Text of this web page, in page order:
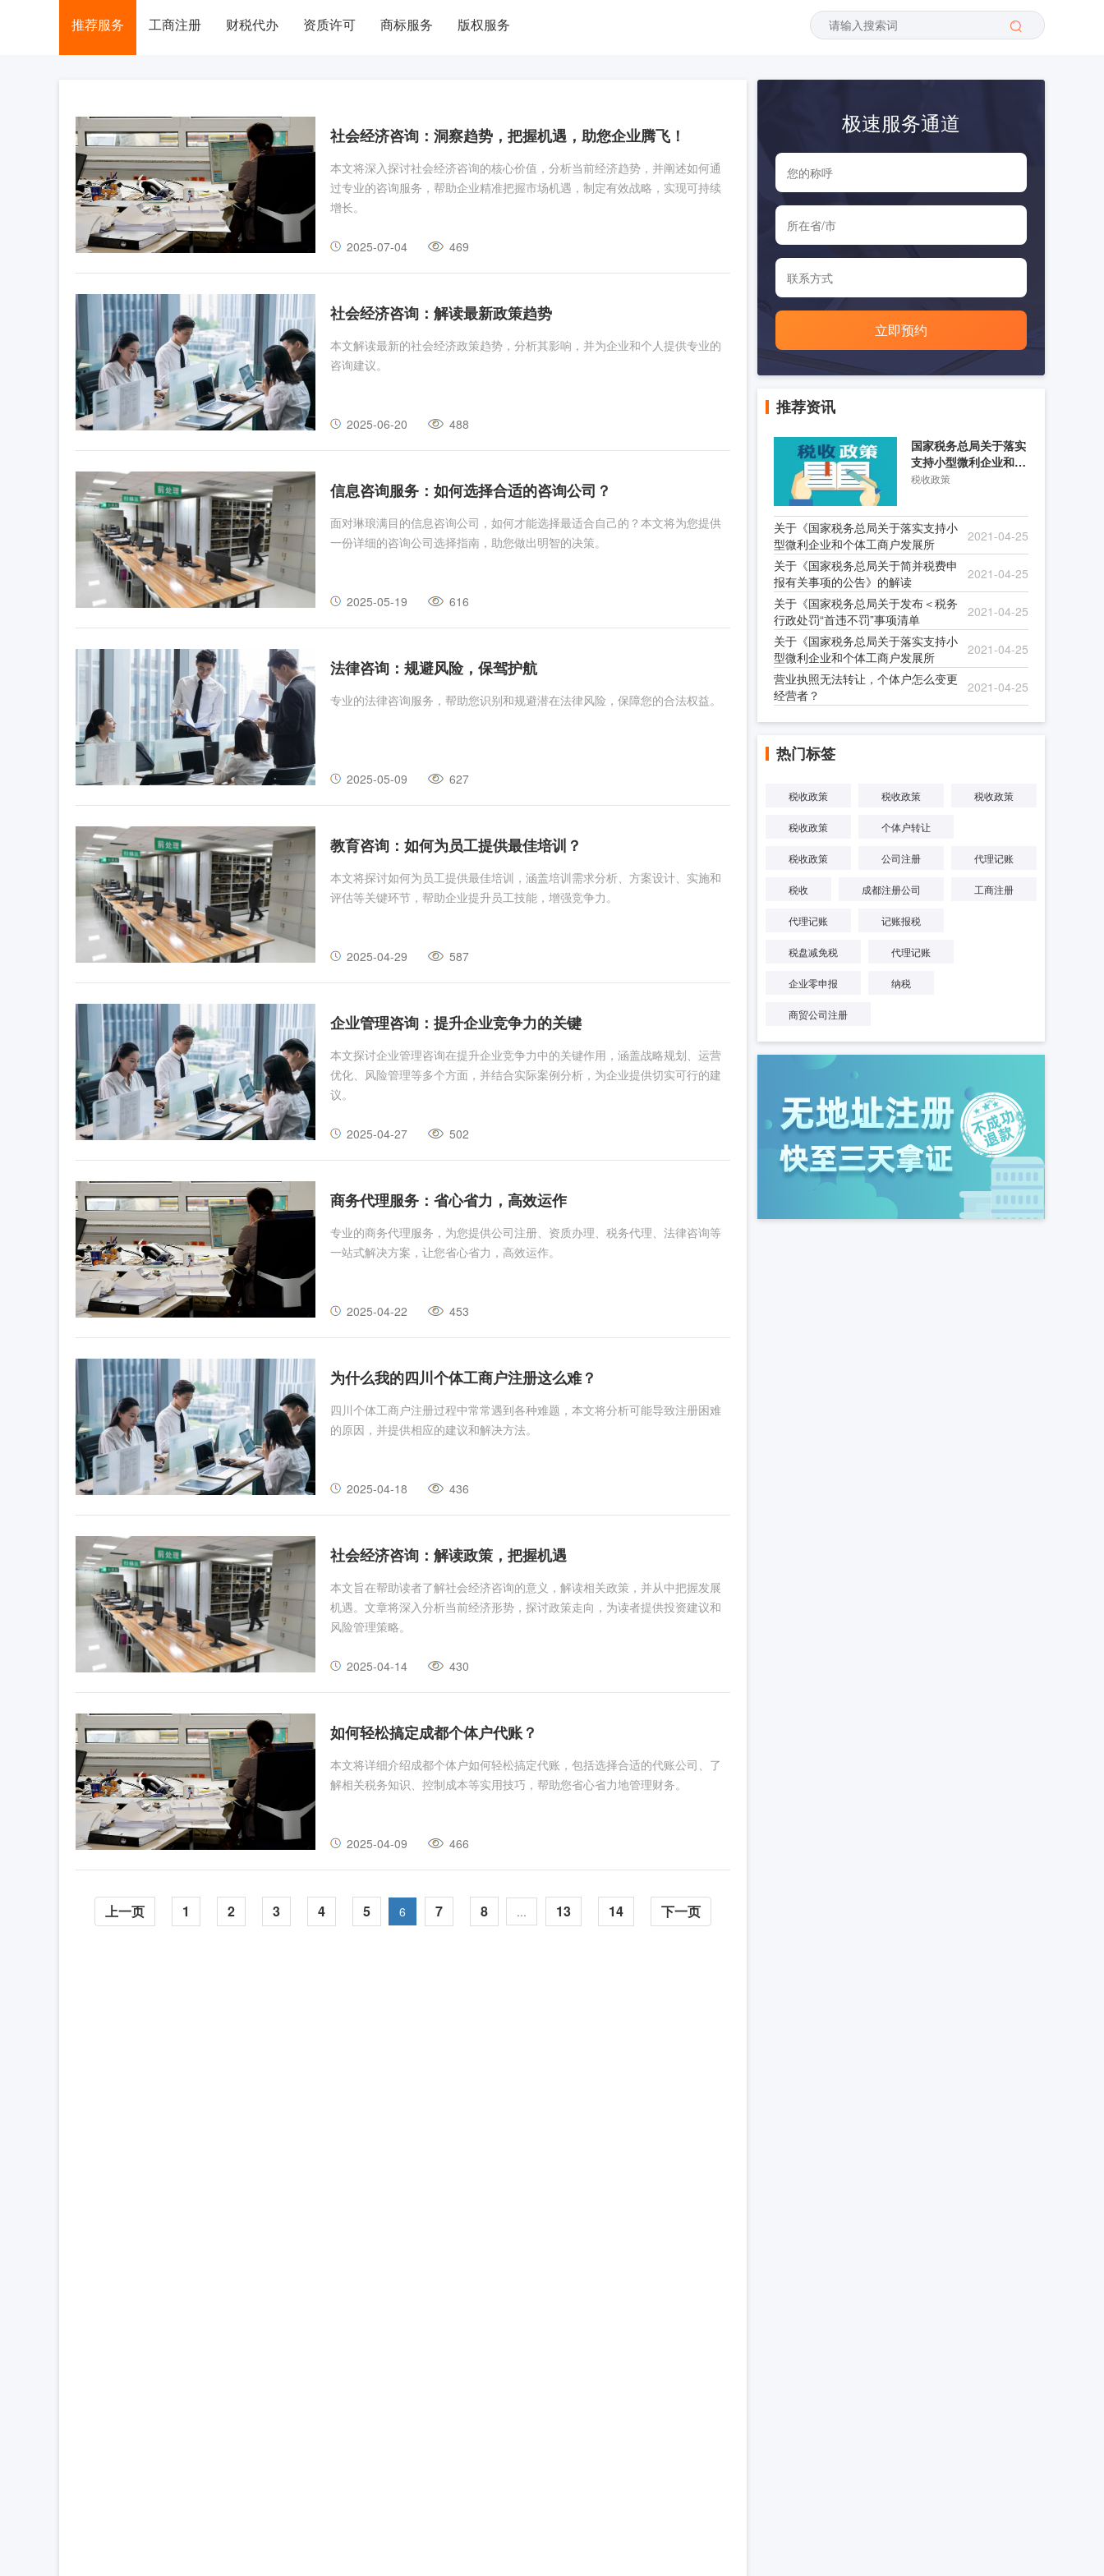
推荐服务 工商注册 财税代办 资质许可 商标服务 版权服务
社会经济咨询：洞察趋势，把握机遇，助您企业腾飞！
本文将深入探讨社会经济咨询的核心价值，分析当前经济趋势，并阐述如何通
过专业的咨询服务，帮助企业精准把握市场机遇，制定有效战略，实现可持续
增长。
2025-07-04 469
社会经济咨询：解读最新政策趋势
本文解读最新的社会经济政策趋势，分析其影响，并为企业和个人提供专业的
咨询建议。
2025-06-20 488
信息咨询服务：如何选择合适的咨询公司？
面对琳琅满目的信息咨询公司，如何才能选择最适合自己的？本文将为您提供
一份详细的咨询公司选择指南，助您做出明智的决策。
2025-05-19 616
法律咨询：规避风险，保驾护航
专业的法律咨询服务，帮助您识别和规避潜在法律风险，保障您的合法权益。
2025-05-09 627
教育咨询：如何为员工提供最佳培训？
本文将探讨如何为员工提供最佳培训，涵盖培训需求分析、方案设计、实施和
评估等关键环节，帮助企业提升员工技能，增强竞争力。
2025-04-29 587
企业管理咨询：提升企业竞争力的关键
本文探讨企业管理咨询在提升企业竞争力中的关键作用，涵盖战略规划、运营
优化、风险管理等多个方面，并结合实际案例分析，为企业提供切实可行的建
议。
2025-04-27 502
商务代理服务：省心省力，高效运作
专业的商务代理服务，为您提供公司注册、资质办理、税务代理、法律咨询等
一站式解决方案，让您省心省力，高效运作。
2025-04-22 453
为什么我的四川个体工商户注册这么难？
四川个体工商户注册过程中常常遇到各种难题，本文将分析可能导致注册困难
的原因，并提供相应的建议和解决方法。
2025-04-18 436
社会经济咨询：解读政策，把握机遇
本文旨在帮助读者了解社会经济咨询的意义，解读相关政策，并从中把握发展
机遇。文章将深入分析当前经济形势，探讨政策走向，为读者提供投资建议和
风险管理策略。
2025-04-14 430
如何轻松搞定成都个体户代账？
本文将详细介绍成都个体户如何轻松搞定代账，包括选择合适的代账公司、了
解相关税务知识、控制成本等实用技巧，帮助您省心省力地管理财务。
2025-04-09 466
上一页 1 2 3 4 5 6 7 8 ... 13 14 下一页
极速服务通道
立即预约
推荐资讯
国家税务总局关于落实
支持小型微利企业和个
体工商户发展所得税优
税收政策
关于《国家税务总局关于落实支持小
型微利企业和个体工商户发展所
2021-04-25
关于《国家税务总局关于简并税费申
报有关事项的公告》的解读
2021-04-25
关于《国家税务总局关于发布＜税务
行政处罚“首违不罚”事项清单
2021-04-25
关于《国家税务总局关于落实支持小
型微利企业和个体工商户发展所
2021-04-25
营业执照无法转让，个体户怎么变更
经营者？
2021-04-25
热门标签
税收政策 税收政策 税收政策
税收政策 个体户转让
税收政策 公司注册 代理记账
税收 成都注册公司 工商注册
代理记账 记账报税
税盘减免税 代理记账
企业零申报 纳税
商贸公司注册